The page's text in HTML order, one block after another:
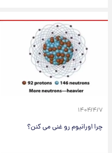
۱۴۰۴/۴/۷
چرا اورانیوم رو غنی می‌ کنن؟